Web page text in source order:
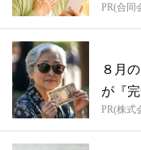
PR(合同
８月
が『
PR(株式